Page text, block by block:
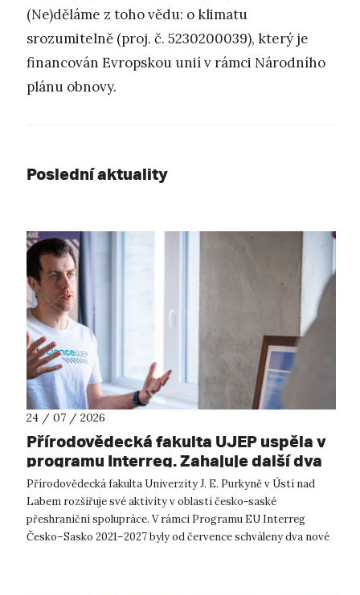
(Ne)děláme z toho vědu: o klimatu
srozumitelně (proj. č. 5230200039), který je
financován Evropskou unií v rámci Národního
plánu obnovy.
Poslední aktuality
24 / 07 / 2026
Přírodovědecká fakulta UJEP uspěla v
programu Interreg. Zahajuje další dva
přeshraniční projekty se saskými
partnery
Přírodovědecká fakulta Univerzity J. E. Purkyně v Ústí nad
Labem rozšiřuje své aktivity v oblasti česko-saské
přeshraniční spolupráce. V rámci Programu EU Interreg
Česko–Sasko 2021–2027 byly od července schváleny dva nové